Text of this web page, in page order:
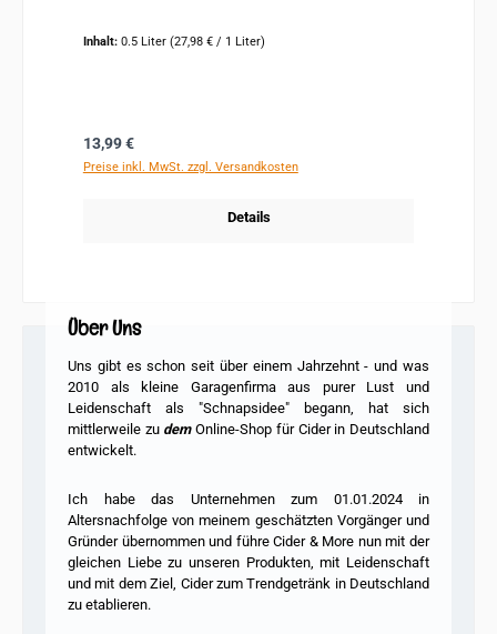
Inhalt: 0.5 Liter (27,98 € / 1 Liter)
Regulärer Preis:
13,99 €
Preise inkl. MwSt. zzgl. Versandkosten
Details
Über Uns
Uns gibt es schon seit über einem Jahrzehnt - und was
2010 als kleine Garagenfirmaaus purer Lust und
Leidenschaft als "Schnapsidee" begann, hat sich
mittlerweile zu demOnline-Shop für Cider in Deutschland
entwickelt.
Ich habe das Unternehmen zum 01.01.2024 in
Altersnachfolge von meinem geschätzten Vorgänger und
Gründer übernommen und führe Cider & More nun mit der
gleichen Liebe zu unseren Produkten, mit Leidenschaft
und mit dem Ziel, Cider zum Trendgetränk in Deutschland
zu etablieren.